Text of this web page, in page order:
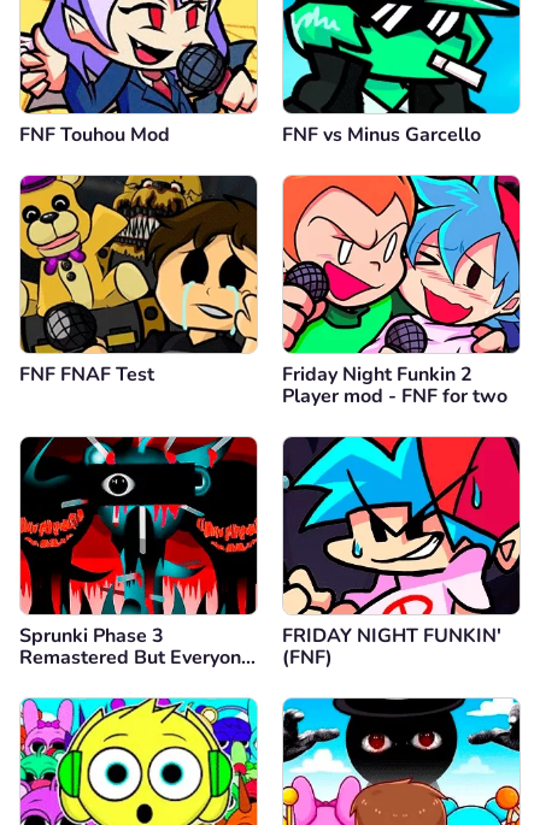
FNF Touhou Mod FNF vs Minus Garcello
FNF FNAF Test
Friday Night Funkin 2
Player mod - FNF for two
Sprunki Phase 3
Remastered But Everyone
FRIDAY NIGHT FUNKIN'
(FNF)